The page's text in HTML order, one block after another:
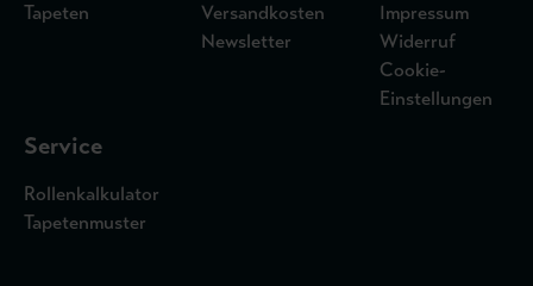
Tapeten
Versandkosten
Newsletter
Impressum
Widerruf
Cookie-
Einstellungen
Service
Rollenkalkulator
Tapetenmuster